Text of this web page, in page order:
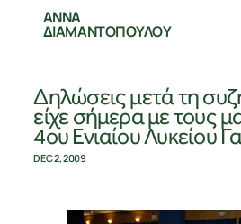
ΑΝΝΑ
ΔΙΑΜΑΝΤΟΠΟΥΛΟΥ
Δηλώσεις μετά τη
είχε σήμερα με τους
4ου Ενιαίου Λυκείου
DEC 2, 2009